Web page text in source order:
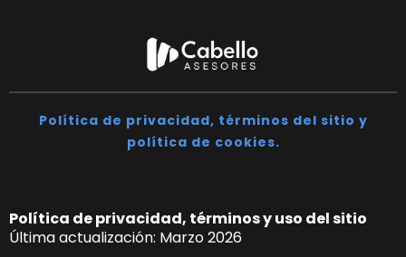
Política de privacidad, términos del sitio y
política de cookies.
Política de privacidad, términos y uso del sitio
Última actualización: Marzo 2026